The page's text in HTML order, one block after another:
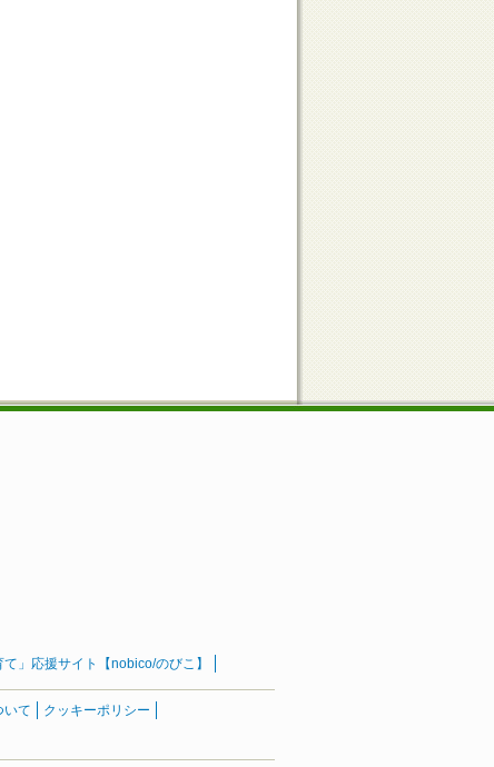
」応援サイト【nobico/のびこ】
いて
クッキーポリシー